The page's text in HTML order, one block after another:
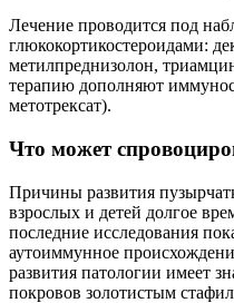
Лечение проводится под
глюкокортикостероидами:
метилпреднизолон,
терапию дополняют
метотрексат).
Что может
Причины развития
взрослых и детей долгое
последние исследования
аутоиммунное
развития патологии имеет
покровов золотистым